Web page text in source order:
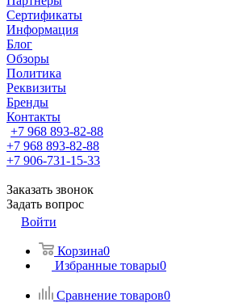
Сертификаты
Информация
Блог
Обзоры
Политика
Реквизиты
Бренды
Контакты
+7 968 893-82-88
+7 968 893-82-88
+7 906-731-15-33
Заказать звонок
Задать вопрос
Войти
Корзина0
Избранные товары0
Сравнение товаров0